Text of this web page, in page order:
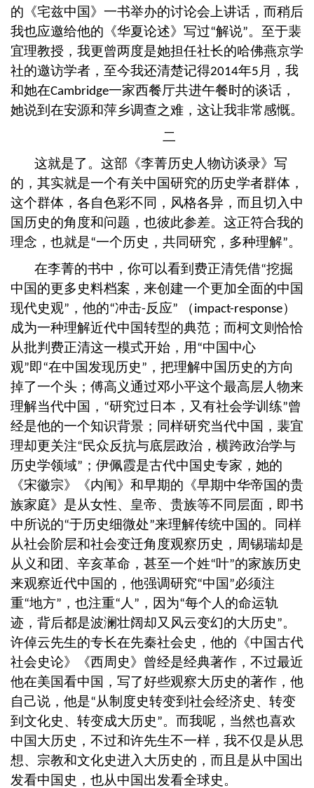
的《宅兹中国》一书举办的讨论会上讲话，而稍后
我也应邀给他的《华夏论述》写过“解说”。至于裴
宜理教授，我更曾两度是她担任社长的哈佛燕京学
社的邀访学者，至今我还清楚记得2014年5 月，我
和她在Cambridge一家西餐厅共进午餐时的谈话，
她说到在安源和萍乡调查之难，这让我非常感慨。
二
这就是了。这部《李菁历史人物访谈录》写
的，其实就是一个有关中国研究的历史学者群体，
这个群体，各自色彩不同，风格各异，而且切入中
国历史的角度和问题，也彼此参差。这正符合我的
理念，也就是“一个历史，共同研究，多种理解”。
在李菁的书中，你可以看到费正清凭借“挖掘
中国的更多史料档案，来创建一个更加全面的中国
现代史观” ，他的“冲击-反应” （ impact-response）
成为一种理解近代中国转型的典范；而柯文则恰恰
从批判费正清这一模式开始，用 “中国中心
观”即“在中国发现历史 ” ，把理解中国历史的方向
掉了一个头；傅高义通过邓小平这个最高层人物来
理解当代中国， “研究过日本，又有社会学训练”曾
经是他的一个知识背景；同样研究当代中国，裴宜
理却更关注“ 民众反抗与底层政治，横跨政治学与
历史学领域” ；伊佩霞是古代中国史专家，她的
《宋徽宗》《内闱》和早期的《早期中华帝国的贵
族家庭》是从女性、皇帝、贵族等不同层面，即书
中所说的“于历史细微处”来理解传统中国的。同样
从社会阶层和社会变迁角度观察历史，周锡瑞却是
从义和团、辛亥革命，甚至一个姓“叶”的家族历史
来观察近代中国的，他强调研究“中国 ”必须注
重“地方” ，也注重“ 人 ” ，因为“每个人的命运轨
迹，背后都是波澜壮阔却又风云变幻的大历史 ”。
许倬云先生的专长在先秦社会史，他的《中国古代
社会史论》《西周史》曾经是经典著作，不过最近
他在美国看中国，写了好些观察大历史的著作，他
自己说，他是“从制度史转变到社会经济史、转变
到文化史、转变成大历史 ”。而我呢，当然也喜欢
中国大历史，不过和许先生不一样，我不仅是从思
想、宗教和文化史进入大历史的，而且是从中国出
发看中国史，也从中国出发看全球史。